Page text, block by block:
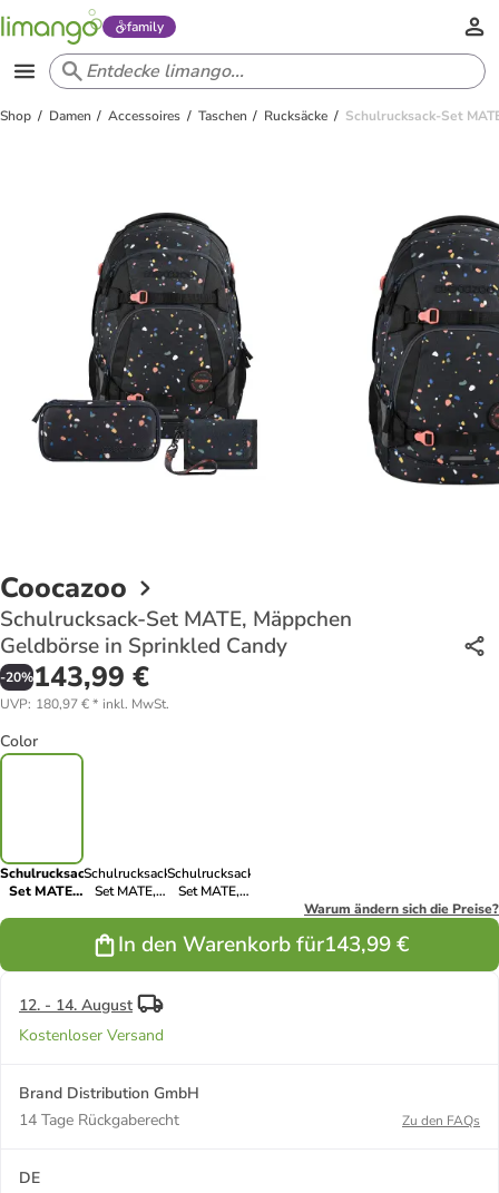
family
Shop Damen Accessoires Taschen Rucksäcke Schulrucksack-Set
Coocazoo
Schulrucksack-Set MATE, Mäppchen
Geldbörse in Sprinkled Candy
-20%143,99 €
UVP: 180,97 €* inkl. MwSt.
Color
Schulrucksack-
Set MATE,
Geldbörse in
Schulrucksack-
Set MATE,
Cloudy Peach
Schulrucksack-
Set MATE,
Reflective
Warum ändern sich die Preise?
In den Warenkorb für143,99 €
12. - 14. August
Kostenloser Versand
Brand Distribution GmbH
14 Tage Rückgaberecht
Zu den FAQs
DE